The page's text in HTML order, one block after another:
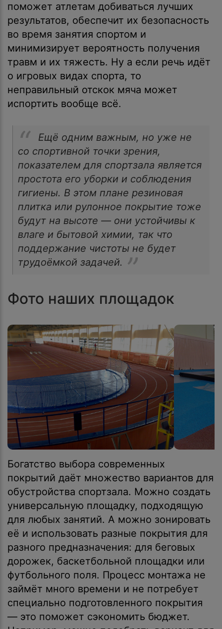
поможет атлетам добиваться лучших
результатов, обеспечит их безопасность
во время занятия спортом и
минимизирует вероятность получения
травм и их тяжесть. Ну а если речь идёт
о игровых видах спорта, то
неправильный отскок мяча может
испортить вообще всё.
Ещё одним важным, но уже не
со спортивной точки зрения,
показателем для спортзала является
простота его уборки и соблюдения
гигиены. В этом плане резиновая
плитка или рулонное покрытие тоже
будут на высоте — они устойчивы к
влаге и бытовой химии, так что
поддержание чистоты не будет
трудоёмкой задачей.
Фото наших площадок
Богатство выбора современных
покрытий даёт множество вариантов для
обустройства спортзала. Можно создать
универсальную площадку, подходящую
для любых занятий. А можно зонировать
её и использовать разные покрытия для
разного предназначения: для беговых
дорожек, баскетбольной площадки или
футбольного поля. Процесс монтажа не
займёт много времени и не потребует
специально подготовленного покрытия
— это поможет сэкономить бюджет.